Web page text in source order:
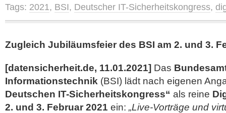
Tags: 2021, BSI, Deutscher IT-Sicherheitskongress,
Zugleich Jubiläumsfeier des BSI am 2. und 3.
[datensicherheit.de, 11.01.2021] Das
Informationstechnik (BSI) lädt nach eigenen
Deutschen IT-Sicherheitskongress“ als reine
2. und 3. Februar 2021 ein: „Live-Vorträge und